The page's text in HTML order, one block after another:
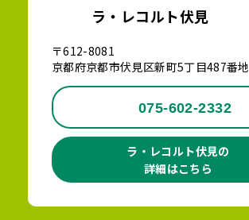
ラ・レコルト伏見
〒612-8081
京都府京都市伏見区新町5丁目487番地
075-602-2332
ラ・レコルト伏見の
詳細はこちら